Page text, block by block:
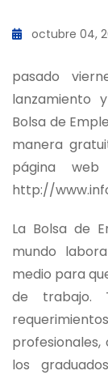
octubre 04,
pasado
lanzamiento
Bolsa de
manera
página
http://
La Bolsa de
mundo
medio para
de trabajo.
los